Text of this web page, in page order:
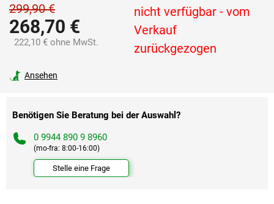
299,90 €
268,70 €
222,10 € ohne MwSt.
Verkaufspreis:
nicht verfügbar - vom
Verkauf
zurückgezogen
Ansehen
Benötigen Sie Beratung bei der Auswahl?
0 9944 890 9 8960
(mo-fra: 8:00-16:00)
Stelle eine Frage